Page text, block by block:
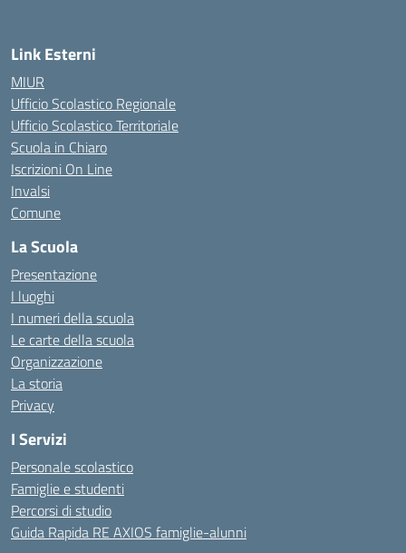
Link Esterni
MIUR
Ufficio Scolastico Regionale
Ufficio Scolastico Territoriale
Scuola in Chiaro
Iscrizioni On Line
Invalsi
Comune
La Scuola
Presentazione
I luoghi
I numeri della scuola
Le carte della scuola
Organizzazione
La storia
Privacy
I Servizi
Personale scolastico
Famiglie e studenti
Percorsi di studio
Guida Rapida RE AXIOS famiglie-alunni